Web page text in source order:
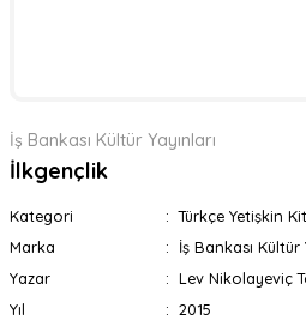
İş Bankası Kültür Yayınları
İlkgençlik
Kategori
Türkçe Yetişkin
Marka
İş Bankası Kültür
Yazar
Lev Nikolayeviç
Yıl
2015